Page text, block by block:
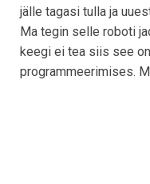
jälle tagasi tulla ja
Ma tegin selle roboti
keegi ei tea siis see
programmeerimises.